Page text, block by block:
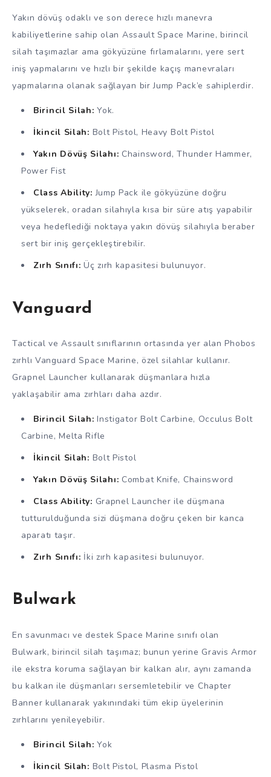
Yakın dövüş odaklı ve son derece hızlı manevra
kabiliyetlerine sahip olan Assault Space Marine, birincil
silah taşımazlar ama gökyüzüne fırlamalarını, yere sert
iniş yapmalarını ve hızlı bir şekilde kaçış manevraları
yapmalarına olanak sağlayan bir Jump Pack’e sahiplerdir.
Birincil Silah: Yok.
İkincil Silah: Bolt Pistol, Heavy Bolt Pistol
Yakın Dövüş Silahı: Chainsword, Thunder Hammer,
Power Fist
Class Ability: Jump Pack ile gökyüzüne doğru
yükselerek, oradan silahıyla kısa bir süre atış yapabilir
veya hedeflediği noktaya yakın dövüş silahıyla beraber
sert bir iniş gerçekleştirebilir.
Zırh Sınıfı: Üç zırh kapasitesi bulunuyor.
Vanguard
Tactical ve Assault sınıflarının ortasında yer alan Phobos
zırhlı Vanguard Space Marine, özel silahlar kullanır.
Grapnel Launcher kullanarak düşmanlara hızla
yaklaşabilir ama zırhları daha azdır.
Birincil Silah: Instigator Bolt Carbine, Occulus Bolt
Carbine, Melta Rifle
İkincil Silah: Bolt Pistol
Yakın Dövüş Silahı: Combat Knife, Chainsword
Class Ability: Grapnel Launcher ile düşmana
tutturulduğunda sizi düşmana doğru çeken bir kanca
aparatı taşır.
Zırh Sınıfı: İki zırh kapasitesi bulunuyor.
Bulwark
En savunmacı ve destek Space Marine sınıfı olan
Bulwark, birincil silah taşımaz; bunun yerine Gravis Armor
ile ekstra koruma sağlayan bir kalkan alır, aynı zamanda
bu kalkan ile düşmanları sersemletebilir ve Chapter
Banner kullanarak yakınındaki tüm ekip üyelerinin
zırhlarını yenileyebilir.
Birincil Silah: Yok
İkincil Silah: Bolt Pistol, Plasma Pistol